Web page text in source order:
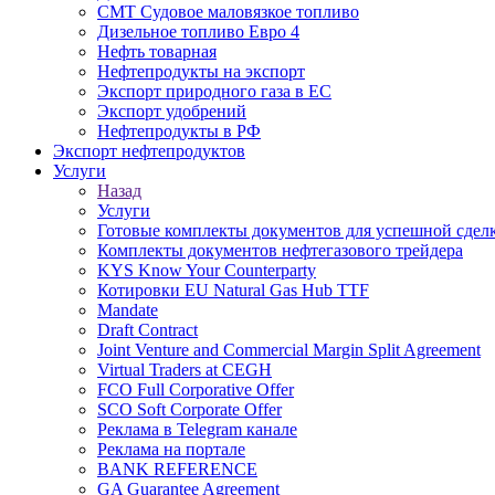
СМТ Судовое маловязкое топливо
Дизельное топливо Евро 4
Нефть товарная
Нефтепродукты на экспорт
Экспорт природного газа в EC
Экспорт удобрений
Нефтепродукты в РФ
Экспорт нефтепродуктов
Услуги
Назад
Услуги
Готовые комплекты документов для успешной
Комплекты документов нефтегазового трейдера
KYS Know Your Counterparty
Котировки EU Natural Gas Hub TTF
Mandate
Draft Contract
Joint Venture and Commercial Margin Split Agreement
Virtual Traders at CEGH
FCO Full Corporative Offer
SCO Soft Corporate Offer
Реклама в Telegram канале
Реклама на портале
BANK REFERENCE
GA Guarantee Agreement